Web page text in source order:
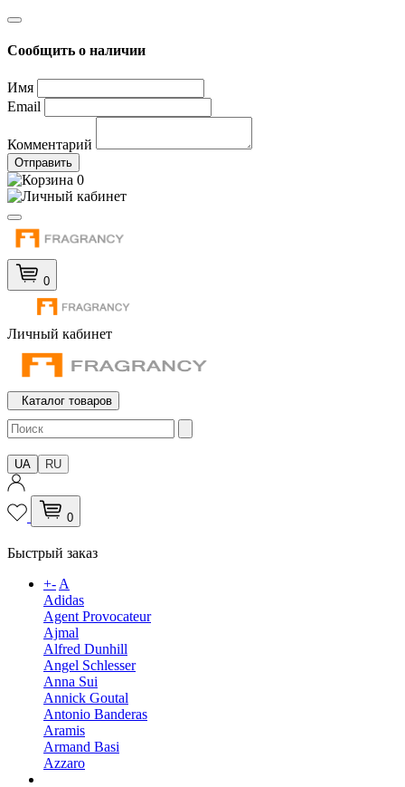
Сообщить о наличии
Имя
Email
Комментарий
Отправить
0
0
Личный кабинет
Каталог товаров
UA RU
0
Быстрый заказ
+-A
Adidas
Agent Provocateur
Ajmal
Alfred Dunhill
Angel Schlesser
Anna Sui
Annick Goutal
Antonio Banderas
Aramis
Armand Basi
Azzaro